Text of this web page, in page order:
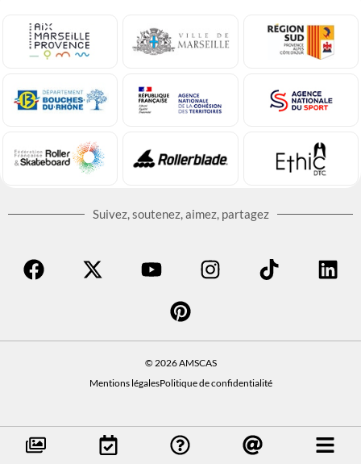
Suivez, soutenez, aimez, partagez
© 2026 AMSCAS
Mentions légalesPolitique de confidentialité